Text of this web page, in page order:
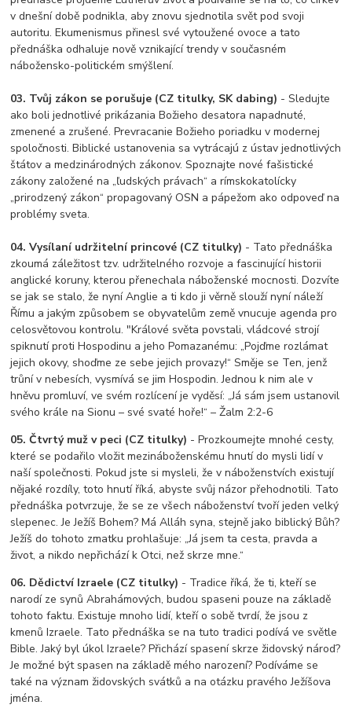
v dnešní době podnikla, aby znovu sjednotila svět pod svoji
autoritu. Ekumenismus přinesl své vytoužené ovoce a tato
přednáška odhaluje nově vznikající trendy v současném
nábožensko-politickém smýšlení.
03. Tvůj zákon se porušuje (CZ titulky, SK dabing) - Sledujte
ako boli jednotlivé prikázania Božieho desatora napadnuté,
zmenené a zrušené. Prevracanie Božieho poriadku v modernej
spoločnosti. Biblické ustanovenia sa vytrácajú z ústav jednotlivých
štátov a medzinárodných zákonov. Spoznajte nové fašistické
zákony založené na „ľudských právach“ a rímskokatolícky
„prirodzený zákon“ propagovaný OSN a pápežom ako odpoveď na
problémy sveta.
04. Vysílaní udržitelní princové (CZ titulky) - Tato přednáška
zkoumá záležitost tzv. udržitelného rozvoje a fascinující historii
anglické koruny, kterou přenechala náboženské mocnosti. Dozvíte
se jak se stalo, že nyní Anglie a ti kdo ji věrně slouží nyní náleží
Římu a jakým způsobem se obyvatelům země vnucuje agenda pro
celosvětovou kontrolu. "Králové světa povstali, vládcové strojí
spiknutí proti Hospodinu a jeho Pomazanému: „Pojďme rozlámat
jejich okovy, shoďme ze sebe jejich provazy!“ Směje se Ten, jenž
trůní v nebesích, vysmívá se jim Hospodin. Jednou k nim ale v
hněvu promluví, ve svém rozlícení je vyděsí: „Já sám jsem ustanovil
svého krále na Sionu – své svaté hoře!“ – Žalm 2:2-6
05. Čtvrtý muž v peci (CZ titulky) - Prozkoumejte mnohé cesty,
které se podařilo vložit mezináboženskému hnutí do mysli lidí v
naší společnosti. Pokud jste si mysleli, že v náboženstvích existují
nějaké rozdíly, toto hnutí říká, abyste svůj názor přehodnotili. Tato
přednáška potvrzuje, že se ze všech náboženství tvoří jeden velký
slepenec. Je Ježíš Bohem? Má Alláh syna, stejně jako biblický Bůh?
Ježíš do tohoto zmatku prohlašuje: „Já jsem ta cesta, pravda a
život, a nikdo nepřichází k Otci, než skrze mne.“
06. Dědictví Izraele (CZ titulky) - Tradice říká, že ti, kteří se
narodí ze synů Abrahámových, budou spaseni pouze na základě
tohoto faktu. Existuje mnoho lidí, kteří o sobě tvrdí, že jsou z
kmenů Izraele. Tato přednáška se na tuto tradici podívá ve světle
Bible. Jaký byl úkol Izraele? Přichází spasení skrze židovský národ?
Je možné být spasen na základě mého narození? Podíváme se
také na význam židovských svátků a na otázku pravého Ježíšova
jména.